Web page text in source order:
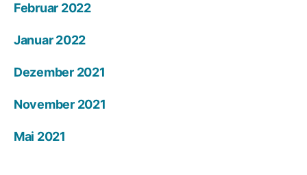
Februar 2022
Januar 2022
Dezember 2021
November 2021
Mai 2021